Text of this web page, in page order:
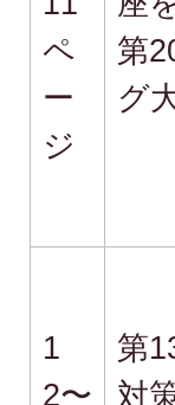
ペ
ー
ジ
第
グ
1
2〜
第
対